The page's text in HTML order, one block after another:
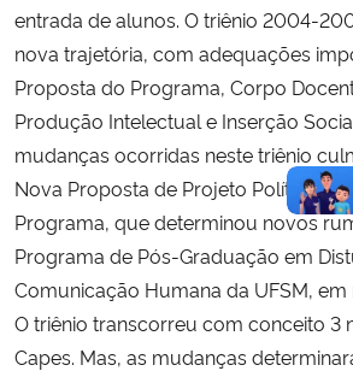
entrada de alunos. O triênio 2004-
nova trajetória, com adequações
Proposta do Programa, Corpo
Produção Intelectual e Inserção
mudanças ocorridas neste triênio
Nova Proposta de Projeto Político-
Programa, que determinou novos
Programa de Pós-Graduação em
Comunicação Humana da UFSM,
O triênio transcorreu com conceito 3
Capes. Mas, as mudanças